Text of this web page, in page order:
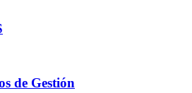
de Gestión